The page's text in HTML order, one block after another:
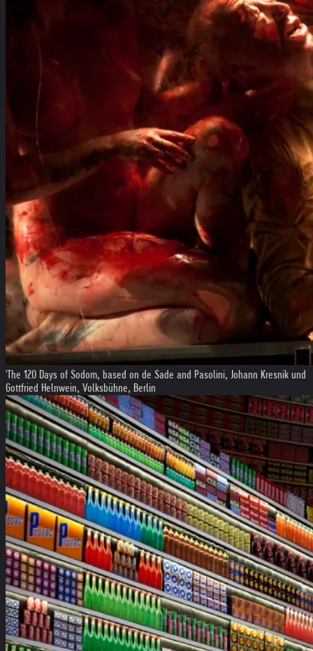
'The 120 Days of Sodom, based on de Sade and Pasolini, Johann Kresnik und
Gottfried Helnwein, Volksbühne, Berlin